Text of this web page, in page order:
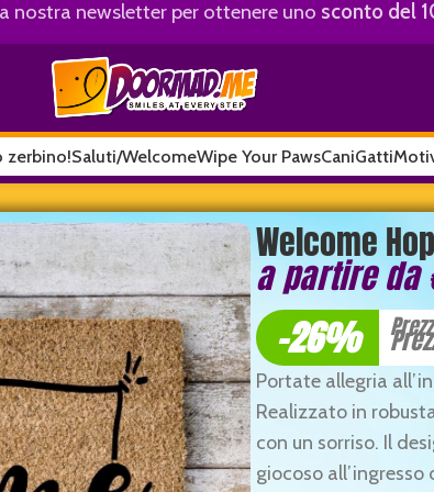
nostra newsletter per ottenere uno sconto del
zerbino!Saluti/WelcomeWipe Your PawsCaniGatti
Welcome
a partire da
-26%
Portate allegria
Realizzato in
con un sorriso. Il
giocoso